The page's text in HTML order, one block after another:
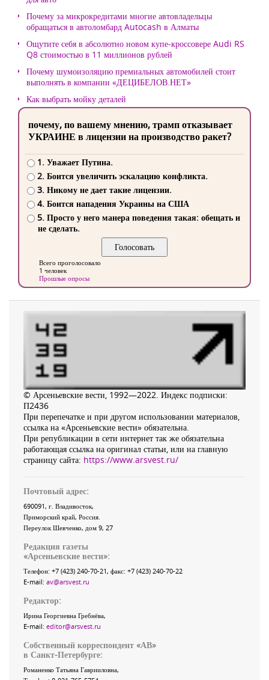
Почему за микрокредитами многие автовладельцы
обращаться в автоломбард Autocash в Алматы
Ощутите себя в абсолютно новом купе-кроссовере Audi RS
Q8 стоимостью в 11 миллионов рублей
Почему шумоизоляцию премиальных автомобилей стоит
выполнять в компании «ДЕЦИБЕЛОВ.НЕТ»
Как выбрать мойку деталей
почему, по вашему мнению, трамп отказывает
УКРАИНЕ в лицензии на производство ракет?
1. Уважает Путина.
2. Боится увеличить эскалацию конфликта.
3. Никому не дает такие лицензии.
4. Боится нападения Украины на США
5. Просто у него манера поведения такая: обещать и
не сделать.
Всего проголосовало
1 человек
Прошлые опросы
© Арсеньевские вести, 1992—2022. Индекс подписки:
П2436
При перепечатке и при другом использовании материалов,
ссылка на «Арсеньевские вести» обязательна.
При републикации в сети интернет так же обязательна
работающая ссылка на оригинал статьи, или на главную
страницу сайта: https://www.arsvest.ru/
Почтовый адрес:
690091, г. Владивосток,
Приморский край, Россия
Переулок Шевченко, дом 9, 27
Редакция газеты
«Арсеньевские вести»:
Телефон: +7 (423) 240-70-21, факс: +7 (423) 240-70-22
E-mail: av@arsvest.ru
Редактор:
Ирина Георгиевна Гребнёва,
E-mail: editor@arsvest.ru
Собственный корреспондент «АВ»
в Санкт-Петербурге:
Романенко Татьяна Гаврииловна,